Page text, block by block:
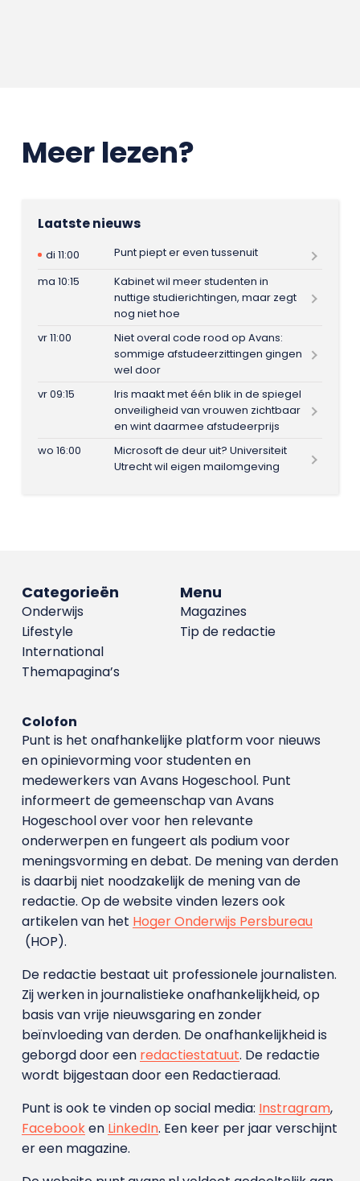
Meer lezen?
Laatste nieuws
di 11:00
Punt piept er even tussenuit
ma 10:15
Kabinet wil meer studenten in
nuttige studierichtingen, maar zegt
nog niet hoe
vr 11:00
Niet overal code rood op Avans:
sommige afstudeerzittingen gingen
wel door
vr 09:15
Iris maakt met één blik in de spiegel
onveiligheid van vrouwen zichtbaar
en wint daarmee afstudeerprijs
wo 16:00
Microsoft de deur uit? Universiteit
Utrecht wil eigen mailomgeving
Menu
Magazines
Tip de redactie
Categorieën
Onderwijs
Lifestyle
International
Themapagina’s
Colofon
Punt is het onafhankelijke platform voor nieuws
en opinievorming voor studenten en
medewerkers van Avans Hoge­school. Punt
informeert de gemeenschap van Avans
Hogeschool over voor hen relevante
onderwerpen en fungeert als podium voor
meningsvorming en debat. De mening van derden
is daarbij niet noodzakelijk de mening van de
redactie. Op de website vinden lezers ook
artikelen van het Hoger Onderwijs Persbureau
(HOP).
De redactie bestaat uit professionele journalisten.
Zij werken in journalistieke onafhankelijkheid, op
basis van vrije nieuwsgaring en zonder
beïnvloeding van derden. De onafhankelijkheid is
geborgd door een redactiestatuut. De redactie
wordt bijgestaan door een Redactieraad.
Punt is ook te vinden op social media: Instragram,
Facebooken LinkedIn. Een keer per jaar verschijnt
er een magazine.